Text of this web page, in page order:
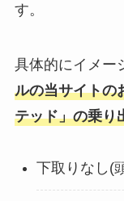
す。
具体的にイメー
ルの当サイトの
テッド」の乗り
下取りなし(